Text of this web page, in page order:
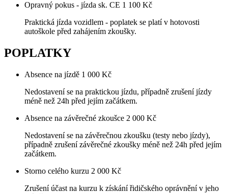
Opravný pokus - jízda sk. CE 1 100 Kč
Praktická jízda vozidlem - poplatek se platí v hotovosti
autoškole před zahájením zkoušky.
POPLATKY
Absence na jízdě 1 000 Kč
Nedostavení se na praktickou jízdu, případně zrušení jízdy
méně než 24h před jejím začátkem.
Absence na závěrečné zkoušce 2 000 Kč
Nedostavení se na závěrečnou zkoušku (testy nebo jízdy),
případně zrušení závěrečné zkoušky méně než 24h před jejím
začátkem.
Storno celého kurzu 2 000 Kč
Zrušení účast na kurzu k získání řidičského oprávnění v jeho